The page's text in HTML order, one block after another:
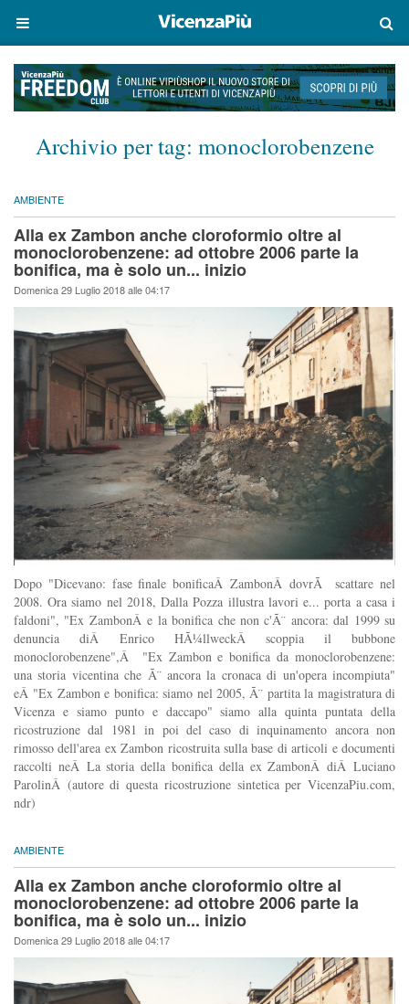
Archivio per tag: monoclorobenzene
AMBIENTE
Alla ex Zambon anche cloroformio oltre al
monoclorobenzene: ad ottobre 2006 parte la
bonifica, ma è solo un... inizio
Domenica 29 Luglio 2018 alle 04:17
Dopo "Dicevano: fase finale bonificaÂ ZambonÂ dovrÃ scattare nel
2008. Ora siamo nel 2018, Dalla Pozza illustra lavori e... porta a casa i
faldoni", "Ex ZambonÂ e la bonifica che non c'Ã¨ ancora: dal 1999 su
denuncia diÂ Enrico HÃ¼llweckÂ scoppia il bubbone
monoclorobenzene",Â "Ex Zambon e bonifica da monoclorobenzene:
una storia vicentina che Ã¨ ancora la cronaca di un'opera incompiuta"
eÂ "Ex Zambon e bonifica: siamo nel 2005, Ã¨ partita la magistratura di
Vicenza e siamo punto e daccapo" siamo alla quinta puntata della
ricostruzione dal 1981 in poi del caso di inquinamento ancora non
rimosso dell'area ex Zambon ricostruita sulla base di articoli e documenti
raccolti neÂ La storia della bonifica della ex ZambonÂ diÂ Luciano
ParolinÂ (autore di questa ricostruzione sintetica per VicenzaPiu.com,
ndr)
AMBIENTE
Alla ex Zambon anche cloroformio oltre al
monoclorobenzene: ad ottobre 2006 parte la
bonifica, ma è solo un... inizio
Domenica 29 Luglio 2018 alle 04:17